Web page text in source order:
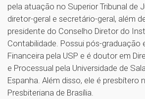
pela atuação no Superior Tribunal de
diretor-geral e secretário-geral, além
presidente do Conselho Diretor do
Contabilidade. Possui pós-graduação
Financeira pela USP e é doutor em
e Processual pela Universidade de
Espanha. Além disso, ele é presbítero
Presbiteriana de Brasília.